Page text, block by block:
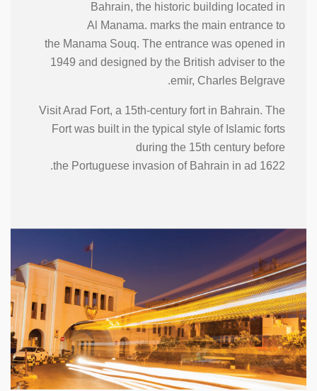
Bahrain, the historic building located in
Al Manama. marks the main entrance to
the Manama Souq. The entrance was opened in
1949 and designed by the British adviser to the
emir, Charles Belgrave.
Visit Arad Fort, a 15th-century fort in Bahrain. The
Fort was built in the typical style of Islamic forts
during the 15th century before
the Portuguese invasion of Bahrain in ad 1622.